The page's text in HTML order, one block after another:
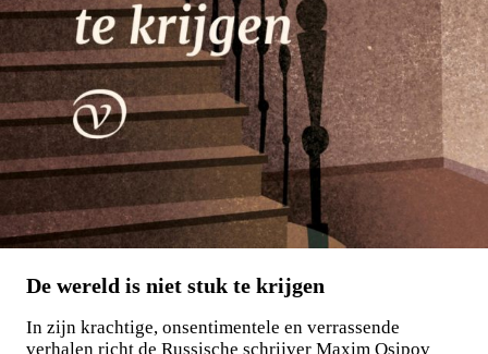
De wereld is niet stuk te krijgen
In zijn krachtige, onsentimentele en verrassende
verhalen richt de Russische schrijver Maxim Osipov